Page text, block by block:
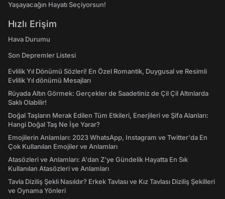
Yaşayacağın Hayatı Seçiyorsun!
Hızlı Erişim
Hava Durumu
Son Depremler Listesi
Evlilik Yıl Dönümü Sözleri! En Özel Romantik, Duygusal ve Resimli
Evlilik Yıl dönümü Mesajları
Rüyada Altın Görmek: Gerçekler de Saadetiniz de Çil Çil Altınlarda
Saklı Olabilir!
Doğal Taşların Merak Edilen Tüm Etkileri, Enerjileri ve Şifa Alanları:
Hangi Doğal Taş Ne İşe Yarar?
Emojilerin Anlamları: 2023 WhatsApp, Instagram ve Twitter'da En
Çok Kullanılan Emojiler ve Anlamları
Atasözleri ve Anlamları: A'dan Z'ye Gündelik Hayatta En Sık
Kullanılan Atasözleri ve Anlamları
Tavla Diziliş Şekli Nasıldır? Erkek Tavlası ve Kız Tavlası Diziliş Şekilleri
ve Oynama Yönleri